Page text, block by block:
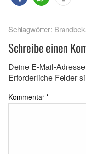
Schlagwörter:
Schreibe einen
Deine E-Mail-
Erforderliche Felder
Kommentar *